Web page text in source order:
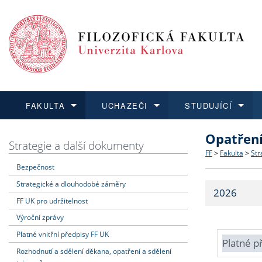
FAKULTA
Dozvědět se více
Struktura
Strategie
Fakultní
UCHAZEČI
Podat přihlášku
Co
Učitelské
STUDUJÍCÍ
Dozvědět se více
Dozvědět se více
O vědě a
Dozvědět se více
Aktuální
Strategie a další dokumenty
Bezpečnost
Strategické a dlouhodobé záměry
FF UK pro udržitelnost
Výroční zprávy
Platné vnitřní předpisy FF UK
Rozhodnutí a sdělení děkana, opatření a sdělení
FF > Fakulta >
2026
Platné